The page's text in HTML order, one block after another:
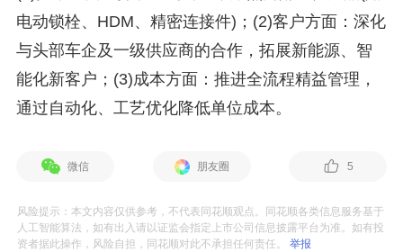
电动锁栓、HDM、精密连接件)；(2)客户方面：深化
与头部车企及一级供应商的合作，拓展新能源、智
能化新客户；(3)成本方面：推进全流程精益管理，
通过自动化、工艺优化降低单位成本。
微信 朋友圈 5
风险提示：本文内容仅供参考，不代表同花顺观点。同花顺各类信息服务基于
人工智能算法，如有出入请以证监会指定上市公司信息披露平台为准。如有投
资者据此操作，风险自担，同花顺对此不承担任何责任。举报